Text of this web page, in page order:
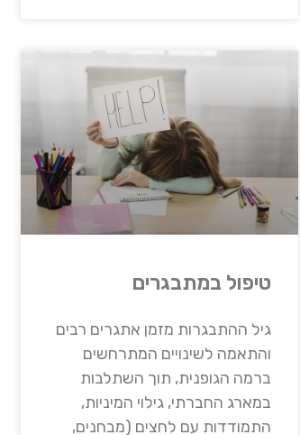
טיפול במתבגרים
גיל ההתבגרות מזמן אתגרים רבים
והתאמה לשינויים המתרחשים
ברמה הגופנית, תוך השתלבות
במארג החברתי, גילוי המיניות,
התמודדות עם לחצים (מבחנים,